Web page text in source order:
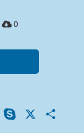
0
Viber Skype